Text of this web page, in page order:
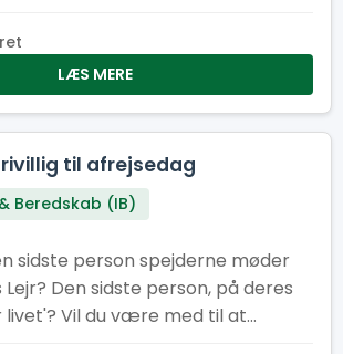
LÆS MERE
til afrejsedag
Beredskab (IB)
sidste person spejderne møder
Den sidste person, på deres
livet'? Vil du være med til at